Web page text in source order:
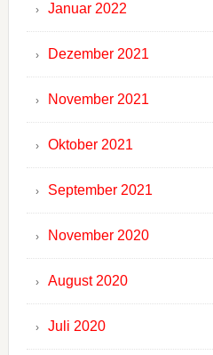
Januar 2022
Dezember 2021
November 2021
Oktober 2021
September 2021
November 2020
August 2020
Juli 2020